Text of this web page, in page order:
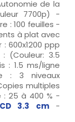
de la
7700p) -
: 100 feuilles -
à plat avec
600x1200 ppp
(Couleur: 3.5
: 1.5 ms/ligne
: 3 niveaux
multiples
: 25 à 400 % -
3.3 cm-